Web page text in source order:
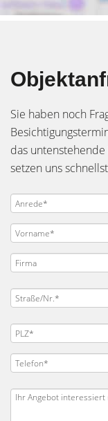
Sie haben noch
das
setzen uns